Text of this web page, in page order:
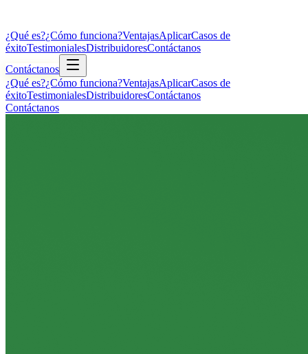
¿Qué es?¿Cómo funciona?VentajasAplicarCasos de
éxitoTestimonialesDistribuidoresContáctanos
Contáctanos
¿Qué es?¿Cómo funciona?VentajasAplicarCasos de
éxitoTestimonialesDistribuidoresContáctanos
Contáctanos